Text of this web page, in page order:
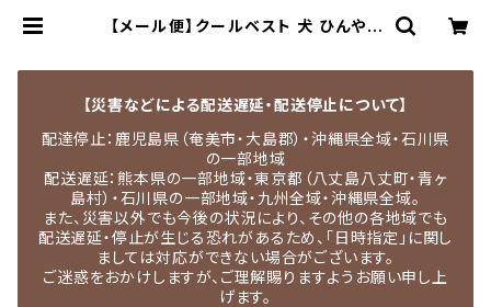
【メール便】クールベスト 犬 ひんやり
猫服・ドッグウェア
【災害などによる配送遅延・配送停止について】
配達停止：鹿児島県（奄美市・大島郡）・沖縄県全域・石川県
の一部地域
配送遅延：熊本県の一部地域・東京都（八丈島八丈町・青ヶ
島村）・石川県の一部地域・九州全域・沖縄県全域。
また、災害以外でも今後の状況により、その他の各地域でも
配送遅延・停止が生じる恐れがあるため、「日時指定」に関し
ましては対応ができない場合がございます。
ご迷惑をおかけしますが、ご理解賜りますようお願い申し上
げます。